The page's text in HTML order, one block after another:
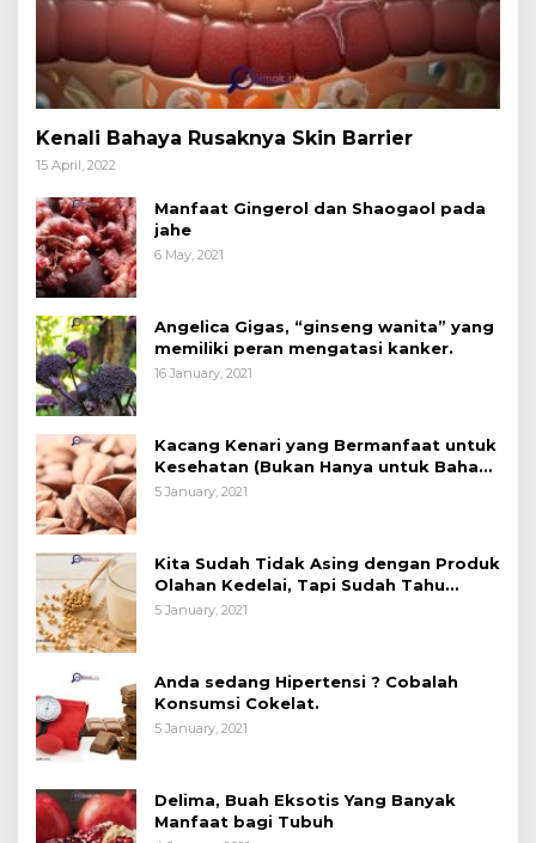
Kenali Bahaya Rusaknya Skin Barrier
15 April, 2022
Manfaat Gingerol dan Shaogaol pada
jahe
6 May, 2021
Angelica Gigas, “ginseng wanita” yang
memiliki peran mengatasi kanker.
16 January, 2021
Kacang Kenari yang Bermanfaat untuk
Kesehatan (Bukan Hanya untuk Bahan
Kue)
5 January, 2021
Kita Sudah Tidak Asing dengan Produk
Olahan Kedelai, Tapi Sudah Tahu
Manfaatnya untuk Kesehatan?
5 January, 2021
Anda sedang Hipertensi ? Cobalah
Konsumsi Cokelat.
5 January, 2021
Delima, Buah Eksotis Yang Banyak
Manfaat bagi Tubuh